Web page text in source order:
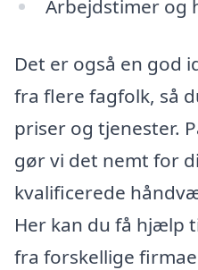
Arbejdstimer og
Det er også en god
fra flere fagfolk, så
priser og tjenester.
gør vi det nemt for
kvalificerede
Her kan du få hjælp
fra forskellige